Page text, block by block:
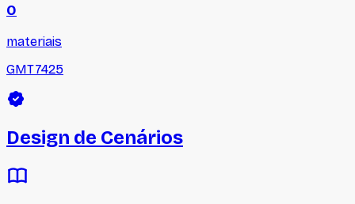
0
materiais
GMT7425
Design de Cenários